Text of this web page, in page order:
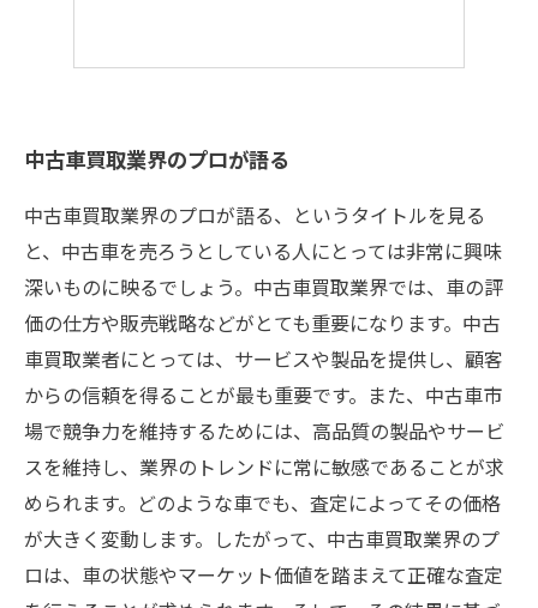
中古車買取業界のプロが語る
中古車買取業界のプロが語る、というタイトルを見る
と、中古車を売ろうとしている人にとっては非常に興味
深いものに映るでしょう。中古車買取業界では、車の評
価の仕方や販売戦略などがとても重要になります。中古
車買取業者にとっては、サービスや製品を提供し、顧客
からの信頼を得ることが最も重要です。また、中古車市
場で競争力を維持するためには、高品質の製品やサービ
スを維持し、業界のトレンドに常に敏感であることが求
められます。どのような車でも、査定によってその価格
が大きく変動します。したがって、中古車買取業界のプ
ロは、車の状態やマーケット価値を踏まえて正確な査定